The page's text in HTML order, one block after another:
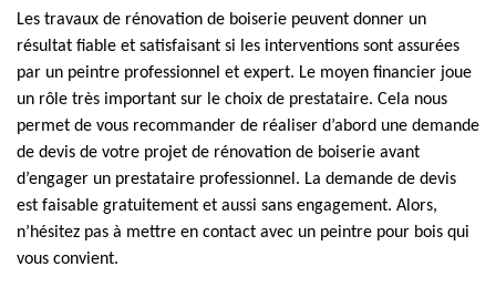
Les travaux de rénovation de boiserie peuvent donner un
résultat fiable et satisfaisant si les interventions sont assurées
par un peintre professionnel et expert. Le moyen financier joue
un rôle très important sur le choix de prestataire. Cela nous
permet de vous recommander de réaliser d’abord une demande
de devis de votre projet de rénovation de boiserie avant
d’engager un prestataire professionnel. La demande de devis
est faisable gratuitement et aussi sans engagement. Alors,
n’hésitez pas à mettre en contact avec un peintre pour bois qui
vous convient.